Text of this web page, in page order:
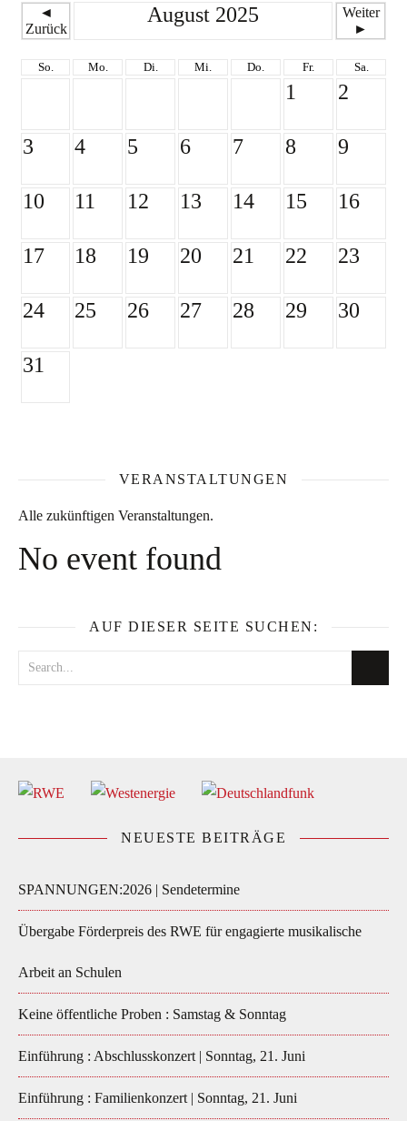
◄
Zurück
August 2025
Weiter
►
So. Mo. Di. Mi. Do. Fr. Sa.
1 2
3 4 5 6 7 8 9
10 11 12 13 14 15 16
17 18 19 20 21 22 23
24 25 26 27 28 29 30
31
VERANSTALTUNGEN
Alle zukünftigen Veranstaltungen.
No event found
AUF DIESER SEITE SUCHEN:
NEUESTE BEITRÄGE
SPANNUNGEN:2026 | Sendetermine
Übergabe Förderpreis des RWE für engagierte musikalische
Arbeit an Schulen
Keine öffentliche Proben : Samstag & Sonntag
Einführung : Abschlusskonzert | Sonntag, 21. Juni
Einführung : Familienkonzert | Sonntag, 21. Juni